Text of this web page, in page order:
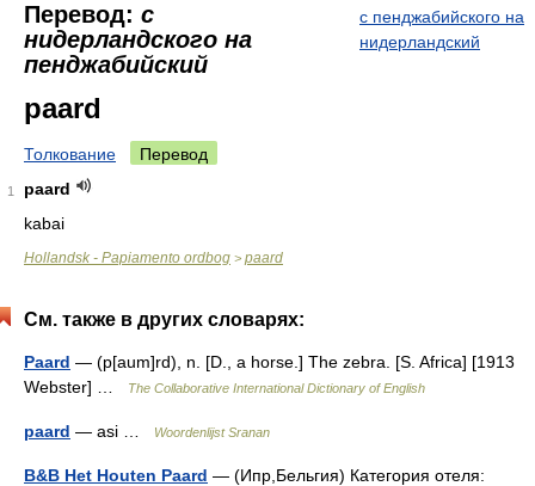
Перевод: с
нидерландского на
пенджабийский
с пенджабийского на
нидерландский
paard
Толкование Перевод
1
paard
kabai
Hollandsk - Papiamento ordbog > paard
См. также в других словарях:
Paard — (p[aum]rd), n. [D., a horse.] The zebra. [S. Africa] [1913
Webster] …
The Collaborative International Dictionary of English
paard — asi … Woordenlijst Sranan
B&B Het Houten Paard — (Ипр,Бельгия) Категория отеля: